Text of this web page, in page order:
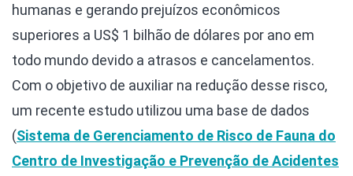
humanas e gerando prejuízos econômicos
superiores a US$ 1 bilhão de dólares por ano em
todo mundo devido a atrasos e cancelamentos.
Com o objetivo de auxiliar na redução desse risco,
um recente estudo utilizou uma base de dados
(Sistema de Gerenciamento de Risco de Fauna do
Centro de Investigação e Prevenção de Acidentes